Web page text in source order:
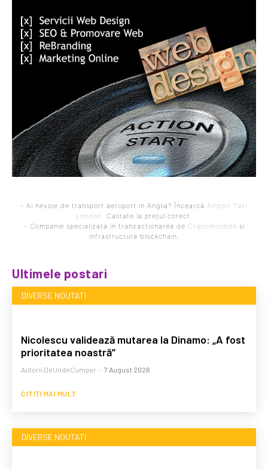
- Ai nevoie de transport aeroport in Anglia? Încearcă Airport Taxi
London
. Calitate la prețul corect.
- Companie specializata in tranzactionarea de Criptomonede si
infrastructura blockchain.
Ultimele postari
DIVERSE NOUTATI
Nicolescu validează mutarea la Dinamo: „A fost
prioritatea noastră”
Autorii DeUndeCumpar - 7 August 2026
CITIȚI MAI MULT
DIVERSE NOUTATI